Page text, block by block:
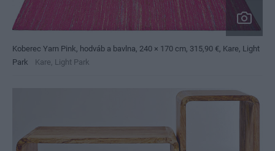
Koberec Yarn Pink, hodváb a bavlna, 240 × 170 cm, 315,90 €, Kare, Light
Park
Kare, Light Park